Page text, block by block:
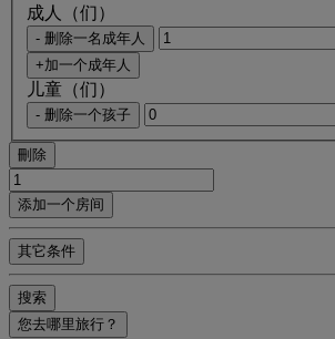
成人（们）
- 删除一名成年人
+加一个成年人
儿童（们）
- 删除一个孩子
刪除
添加一个房间
其它条件
搜索
您去哪里旅行？